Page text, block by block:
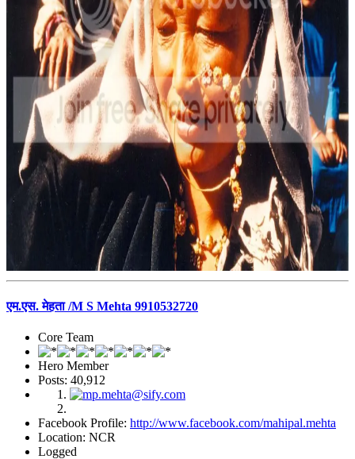
एम.एस. मेहता /M S Mehta 9910532720
Core Team
Hero Member
Posts: 40,912
Facebook Profile: http://www.facebook.com/mahipal.mehta
Location: NCR
Logged